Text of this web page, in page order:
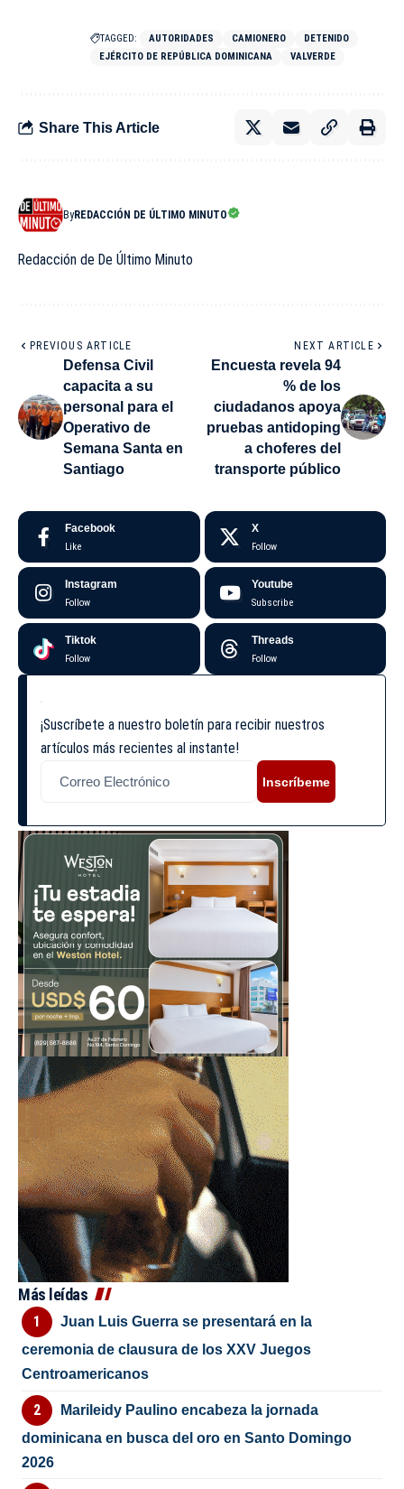
TAGGED: AUTORIDADES CAMIONERO
DETENIDO
EJÉRCITO DE REPÚBLICA DOMINICANA
VALVERDE
Share This Article
ByREDACCIÓN DE ÚLTIMO MINUTO
Redacción de De Último Minuto
PREVIOUS ARTICLE
Defensa Civil
capacita a su
personal para el
Operativo de
Semana Santa en
Santiago
NEXT ARTICLE
Encuesta revela 94
% de los
ciudadanos apoya
pruebas antidoping
a choferes del
transporte público
Facebook
Like
X
Follow
Instagram
Follow
Youtube
Subscribe
Tiktok
Follow
Threads
Follow
¡Suscríbete a nuestro boletín para recibir nuestros
artículos más recientes al instante!
Inscríbeme
Más leídas
Juan Luis Guerra se presentará en la
ceremonia de clausura de los XXV Juegos
Centroamericanos
Marileidy Paulino encabeza la jornada
dominicana en busca del oro en Santo Domingo
2026